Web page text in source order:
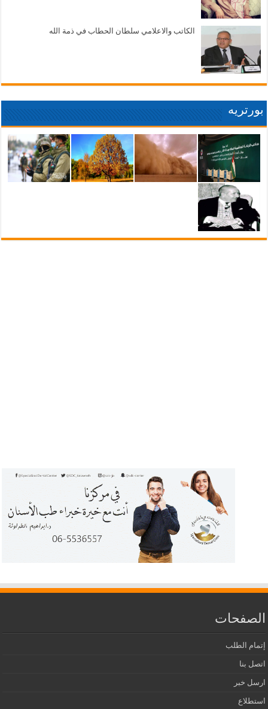
الكاتب والاعلامي سلطان الحطاب في ذمة الله
بورتريه
الصفحات
إتمام الطلب
اتصل بنا
ارسل خبر
استطلاع